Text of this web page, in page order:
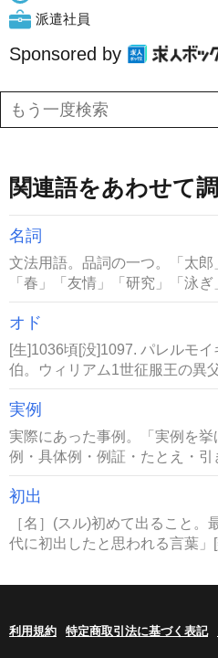
派遣社員
Sponsored by
関連語をあわせて
名詞
文法用語。品詞の一つ。「太郎
「春」「友情」「研究」「泳
オド
[生]1036頃[没]1097. パレルモ
伯。ウィリアム1世征服王の異
実例
実際にあった事例。「実例を
例・具体例・例証・たとえ・引
初出
［名］(スル)初めて出ること
代に初出したと思われる言葉」
利用規約 特定商取引法に基づく表記